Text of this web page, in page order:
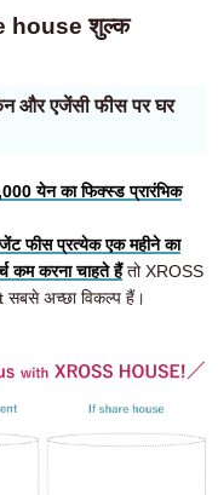
house शुल्क
और एजेंसी फीस पर घर
येन का फिक्स्ड प्रारंभिक
फीस प्रत्येक एक महीने का
कम करना चाहते हैंतो XROSS
अच्छा विकल्प हैं।